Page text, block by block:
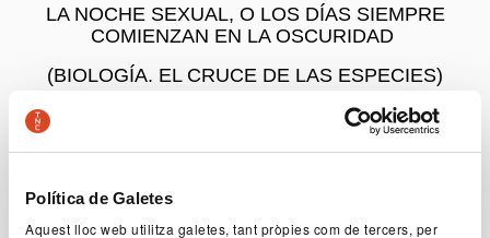
Política de Galetes
Aquest lloc web utilitza galetes, tant pròpies com de tercers, per
LA NOCHE SEXUAL, O LOS DÍAS SIEMPRE
COMIENZAN EN LA OSCURIDAD
(BIOLOGÍA. EL CRUCE DE LAS ESPECIES)
22/06/27
UN GIRO COMPLETO DE LA TIERRA (23 horas,